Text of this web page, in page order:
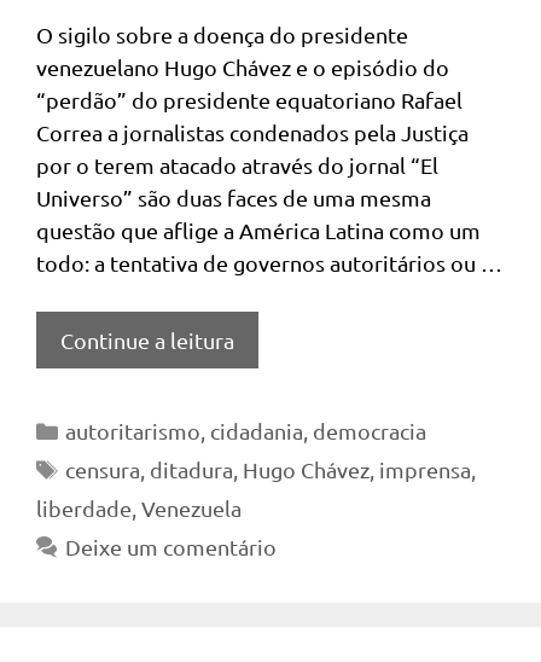
O sigilo sobre a doença do presidente
venezuelano Hugo Chávez e o episódio do
“perdão” do presidente equatoriano Rafael
Correa a jornalistas condenados pela Justiça
por o terem atacado através do jornal “El
Universo” são duas faces de uma mesma
questão que aflige a América Latina como um
todo: a tentativa de governos autoritários ou …
Continue a leitura
Categorias
autoritarismo cidadania democracia
Tags
censura ditadura Hugo Chávez, imprensa
liberdade Venezuela
Deixe um comentário